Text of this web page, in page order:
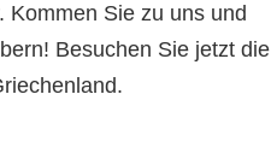
Kommen Sie zu uns und
Besuchen Sie jetzt die